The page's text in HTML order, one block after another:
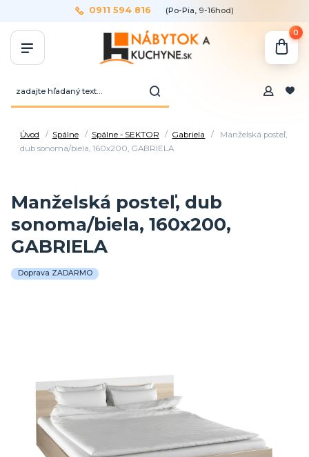
0911 594 816 (Po-Pia, 9-16hod)
0
Úvod Spálne Spálne - SEKTOR Gabriela
Manželská posteľ,
dub sonoma/biela, 160x200, GABRIELA
Manželská posteľ, dub
sonoma/biela, 160x200,
GABRIELA
Doprava ZADARMO